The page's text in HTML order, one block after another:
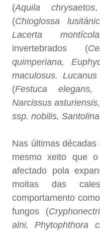
(Aquila chrysaetos
(Chioglossa
Lacerta
invertebrados (
quimperiana,
maculosus.
(Festuca elegans,
Narcissus
ssp. nobilis,
Nas últimas
mesmo xeito que
afectado pola
moitas das
comportamento
fungos (
alni, Phytophthora